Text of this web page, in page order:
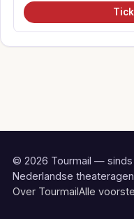
© 2026 Tourmail —
Nederlandse
Over TourmailAlle